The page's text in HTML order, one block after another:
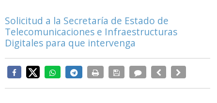
Solicitud a la Secretaría de Estado de
Telecomunicaciones e Infraestructuras
Digitales para que intervenga